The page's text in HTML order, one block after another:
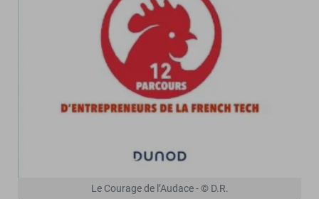
Le Courage de l’Audace - © D.R.